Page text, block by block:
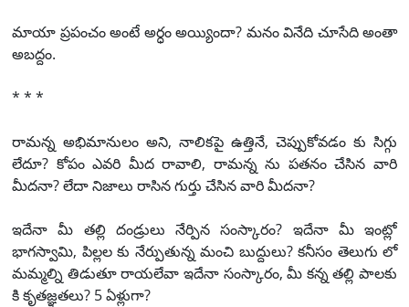
మాయా ప్రపంచం అంటే అర్ధం అయ్యిందా? మనం వినేది చూసేది అంతా
అబద్దం.
* * *
రామన్న అభిమానులం అని, నాలికపై ఉత్తినే, చెప్పుకోవడం కు సిగ్గు
లేదూ? కోపం ఎవరి మీద రావాలి, రామన్న ను పతనం చేసిన వారి
మీదనా? లేదా నిజాలు రాసిన గుర్తు చేసిన వారి మీదనా?
ఇదేనా మీ తల్లి దండ్రులు నేర్పిన సంస్కారం? ఇదేనా మీ ఇంట్లో
భాగస్వామి, పిల్లల కు నేర్పుతున్న మంచి బుద్దులు? కనీసం తెలుగు లో
మమ్మల్ని తిడుతూ రాయలేవా ఇదేనా సంస్కారం, మీ కన్న తల్లి పాలకు
కి కృతజ్ఞతలు? 5 ఏళ్లుగా?